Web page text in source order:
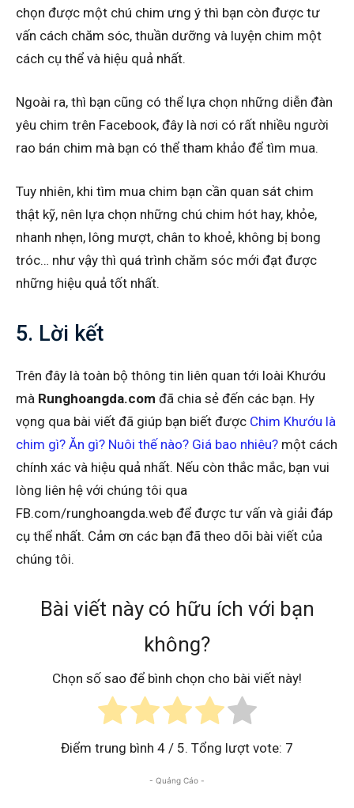
chọn được một chú chim ưng ý thì bạn còn được tư
vấn cách chăm sóc, thuần dưỡng và luyện chim một
cách cụ thể và hiệu quả nhất.
Ngoài ra, thì bạn cũng có thể lựa chọn những diễn đàn
yêu chim trên Facebook, đây là nơi có rất nhiều người
rao bán chim mà bạn có thể tham khảo để tìm mua.
Tuy nhiên, khi tìm mua chim bạn cần quan sát chim
thật kỹ, nên lựa chọn những chú chim hót hay, khỏe,
nhanh nhẹn, lông mượt, chân to khoẻ, không bị bong
tróc… như vậy thì quá trình chăm sóc mới đạt được
những hiệu quả tốt nhất.
5. Lời kết
Trên đây là toàn bộ thông tin liên quan tới loài Khướu
mà Runghoangda.com đã chia sẻ đến các bạn. Hy
vọng qua bài viết đã giúp bạn biết được Chim Khướu là
chim gì? Ăn gì? Nuôi thế nào? Giá bao nhiêu? một cách
chính xác và hiệu quả nhất. Nếu còn thắc mắc, bạn vui
lòng liên hệ với chúng tôi qua
FB.com/runghoangda.web để được tư vấn và giải đáp
cụ thể nhất. Cảm ơn các bạn đã theo dõi bài viết của
chúng tôi.
Bài viết này có hữu ích với bạn
không?
Chọn số sao để bình chọn cho bài viết này!
Điểm trung bình 4 / 5. Tổng lượt vote: 7
- Quảng Cáo -